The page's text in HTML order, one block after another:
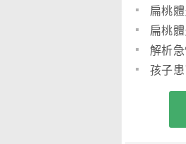
扁桃
扁桃
解析
狀詳情
孩子